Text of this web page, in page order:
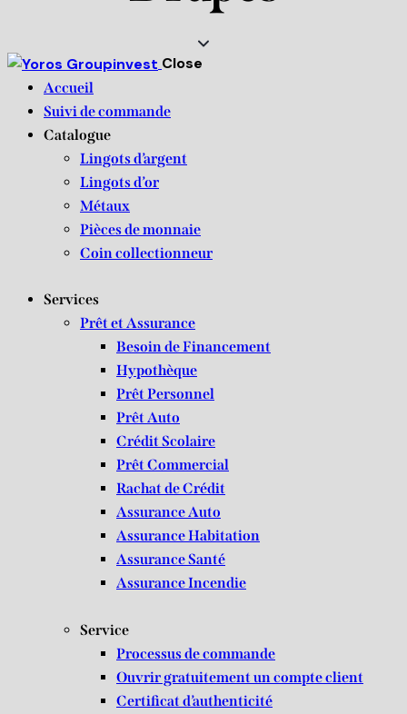
Close
Accueil
Suivi de commande
Catalogue
Lingots d’argent
Lingots d’or
Métaux
Pièces de monnaie
Coin collectionneur
Services
Prêt et Assurance
Besoin de Financement
Hypothèque
Prêt Personnel
Prêt Auto
Crédit Scolaire
Prêt Commercial
Rachat de Crédit
Assurance Auto
Assurance Habitation
Assurance Santé
Assurance Incendie
Service
Processus de commande
Ouvrir gratuitement un compte client
Certificat d’authenticité